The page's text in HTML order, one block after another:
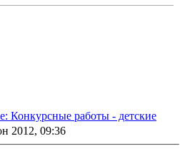
Конкурсные работы - детские
2012, 09:36